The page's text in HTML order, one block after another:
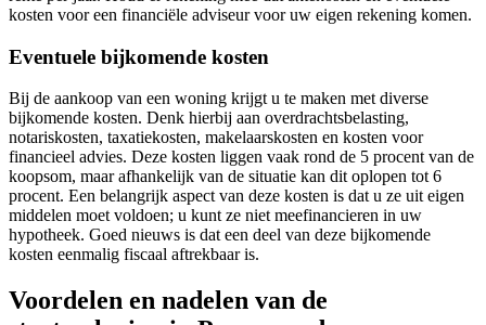
kosten voor een financiële adviseur voor uw eigen rekening komen.
Eventuele bijkomende kosten
Bij de aankoop van een woning krijgt u te maken met diverse
bijkomende kosten. Denk hierbij aan overdrachtsbelasting,
notariskosten, taxatiekosten, makelaarskosten en kosten voor
financieel advies. Deze kosten liggen vaak rond de 5 procent van de
koopsom, maar afhankelijk van de situatie kan dit oplopen tot 6
procent. Een belangrijk aspect van deze kosten is dat u ze uit eigen
middelen moet voldoen; u kunt ze niet meefinancieren in uw
hypotheek. Goed nieuws is dat een deel van deze bijkomende
kosten eenmalig fiscaal aftrekbaar is.
Voordelen en nadelen van de